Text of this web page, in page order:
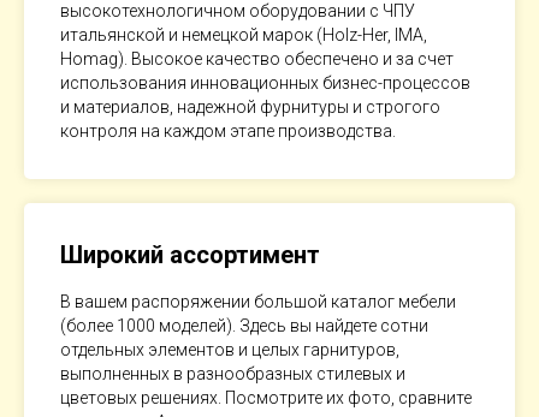
высокотехнологичном оборудовании с ЧПУ
итальянской и немецкой марок (Holz-Her, IMA,
Homag). Высокое качество обеспечено и за счет
использования инновационных бизнес-процессов
и материалов, надежной фурнитуры и строгого
контроля на каждом этапе производства.
Широкий ассортимент
В вашем распоряжении большой каталог мебели
(более 1000 моделей). Здесь вы найдете сотни
отдельных элементов и целых гарнитуров,
выполненных в разнообразных стилевых и
цветовых решениях. Посмотрите их фото, сравните